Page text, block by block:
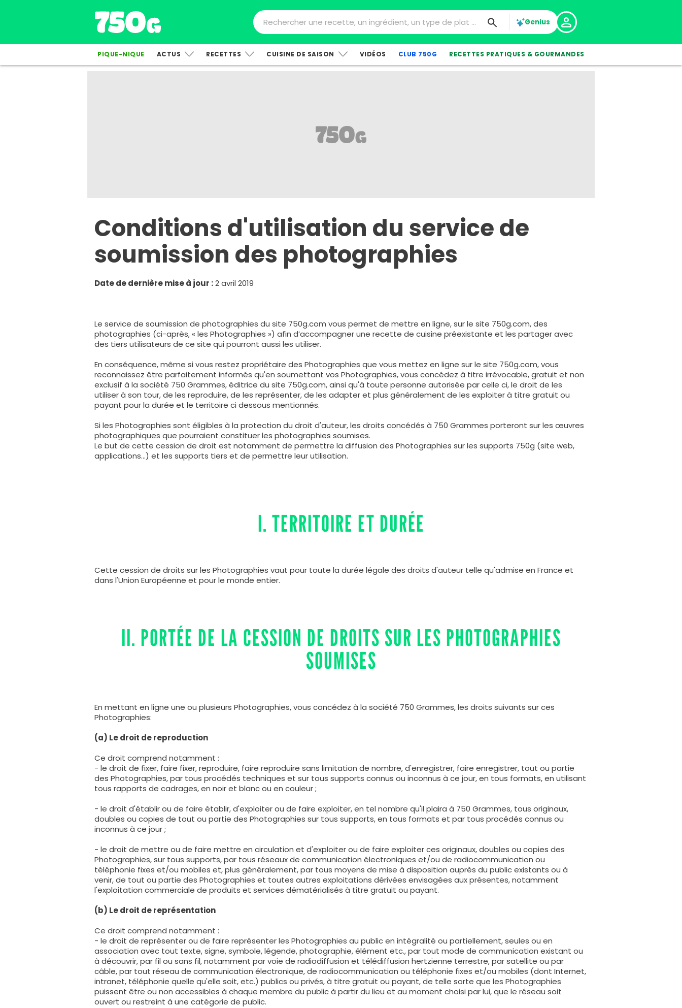
Genius
PIQUE-NIQUE ACTUS RECETTES CUISINE DE SAISON VIDÉOS CLUB 750G RECETTES PRATIQUES & GOURMANDES
Conditions d'utilisation du service de
soumission des photographies
Date de dernière mise à jour :2 avril 2019
Le service de soumission de photographies du site 750g.com vous permet de mettre en ligne, sur le site 750g.com, des
photographies (ci-après, « les Photographies ») afin d’accompagner une recette de cuisine préexistante et les partager avec
des tiers utilisateurs de ce site qui pourront aussi les utiliser.
En conséquence, même si vous restez propriétaire des Photographies que vous mettez en ligne sur le site 750g.com, vous
reconnaissez être parfaitement informés qu'en soumettant vos Photographies, vous concédez à titre irrévocable, gratuit et non
exclusif à la société 750 Grammes, éditrice du site 750g.com, ainsi qu'à toute personne autorisée par celle ci, le droit de les
utiliser à son tour, de les reproduire, de les représenter, de les adapter et plus généralement de les exploiter à titre gratuit ou
payant pour la durée et le territoire ci dessous mentionnés.
Si les Photographies sont éligibles à la protection du droit d'auteur, les droits concédés à 750 Grammes porteront sur les œuvres
photographiques que pourraient constituer les photographies soumises.
Le but de cette cession de droit est notamment de permettre la diffusion des Photographies sur les supports 750g (site web,
applications...) et les supports tiers et de permettre leur utilisation.
I. TERRITOIRE ET DURÉE
Cette cession de droits sur les Photographies vaut pour toute la durée légale des droits d'auteur telle qu'admise en France et
dans l'Union Européenne et pour le monde entier.
II. PORTÉE DE LA CESSION DE DROITS SUR LES PHOTOGRAPHIES
SOUMISES
En mettant en ligne une ou plusieurs Photographies, vous concédez à la société 750 Grammes, les droits suivants sur ces
Photographies:
(a) Le droit de reproduction
Ce droit comprend notamment :
- le droit de fixer, faire fixer, reproduire, faire reproduire sans limitation de nombre, d'enregistrer, faire enregistrer, tout ou partie
des Photographies, par tous procédés techniques et sur tous supports connus ou inconnus à ce jour, en tous formats, en utilisant
tous rapports de cadrages, en noir et blanc ou en couleur ;
- le droit d'établir ou de faire établir, d'exploiter ou de faire exploiter, en tel nombre qu'il plaira à 750 Grammes, tous originaux,
doubles ou copies de tout ou partie des Photographies sur tous supports, en tous formats et par tous procédés connus ou
inconnus à ce jour ;
- le droit de mettre ou de faire mettre en circulation et d'exploiter ou de faire exploiter ces originaux, doubles ou copies des
Photographies, sur tous supports, par tous réseaux de communication électroniques et/ou de radiocommunication ou
téléphonie fixes et/ou mobiles et, plus généralement, par tous moyens de mise à disposition auprès du public existants ou à
venir, de tout ou partie des Photographies et toutes autres exploitations dérivées envisagées aux présentes, notamment
l'exploitation commerciale de produits et services dématérialisés à titre gratuit ou payant.
(b) Le droit de représentation
Ce droit comprend notamment :
- le droit de représenter ou de faire représenter les Photographies au public en intégralité ou partiellement, seules ou en
association avec tout texte, signe, symbole, légende, photographie, élément etc., par tout mode de communication existant ou
à découvrir, par fil ou sans fil, notamment par voie de radiodiffusion et télédiffusion hertzienne terrestre, par satellite ou par
câble, par tout réseau de communication électronique, de radiocommunication ou téléphonie fixes et/ou mobiles (dont Internet,
intranet, téléphonie quelle qu'elle soit, etc.) publics ou privés, à titre gratuit ou payant, de telle sorte que les Photographies
puissent être ou non accessibles à chaque membre du public à partir du lieu et au moment choisi par lui, que le réseau soit
ouvert ou restreint à une catégorie de public.